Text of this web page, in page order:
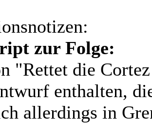
zur Folge:
"Rettet die
enthalten,
allerdings in